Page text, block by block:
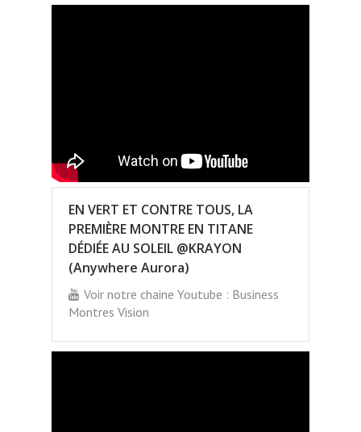
EN VERT ET CONTRE TOUS, LA
PREMIÈRE MONTRE EN TITANE
DÉDIÉE AU SOLEIL @KRAYON
(Anywhere Aurora)
Voir notre chaine Youtube : Business
Montres Vision